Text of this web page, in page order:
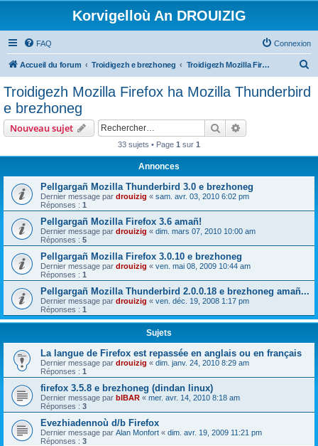
Korvigelloù An DROUIZIG
FAQ Connexion
Accueil du forum Troidigezh e brezhoneg Troidigezh Mozilla Firefox ha Mozilla Thunderbird e brezhoneg
Troidigezh Mozilla Firefox ha Mozilla Thunderbird
e brezhoneg
Nouveau sujet Rechercher
33 sujets • Page 1 sur 1
Annonces
Pellgargañ Mozilla Thunderbird 3.0 e brezhoneg
Dernier message par drouizig « sam. avr. 03, 2010 6:02 pm
Réponses : 1
Pellgargañ Mozilla Firefox 3.6 amañ!
Dernier message par drouizig « dim. mars 07, 2010 10:00 am
Réponses : 5
Pellgargañ Mozilla Firefox 3.0.10 e brezhoneg
Dernier message par drouizig « ven. mai 08, 2009 10:44 am
Réponses : 1
Pellgargañ Mozilla Thunderbird 2.0.0.18 e brezhoneg amañ...
Dernier message par drouizig « ven. déc. 19, 2008 1:17 pm
Réponses : 1
Sujets
La langue de Firefox est repassée en anglais ou en français
Dernier message par drouizig « dim. janv. 24, 2010 8:29 am
Réponses : 1
firefox 3.5.8 e brezhoneg (dindan linux)
Dernier message par bIBAR « mer. avr. 14, 2010 8:18 am
Réponses : 3
Evezhiadennoù d/b Firefox
Dernier message par Alan Monfort « dim. avr. 19, 2009 11:21 pm
Réponses : 3